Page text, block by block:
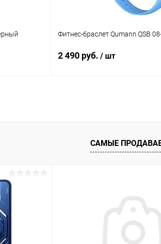
Фитнес-браслет Qumann QSB
2 490 руб. / шт
К
В избранное В
САМЫЕ